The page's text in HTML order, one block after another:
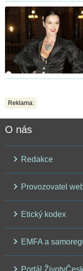
Reklama:
O nás
Redakce
Provozovatel
Etický kodex
EMFA a
Portál